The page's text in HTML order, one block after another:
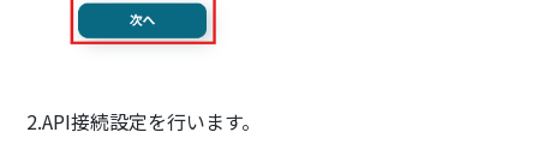
2.API接続設定を行います。